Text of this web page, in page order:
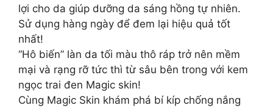
lợi cho da giúp dưỡng da sáng hồng tự nhiên.
Sử dụng hàng ngày để đem lại hiệu quả tốt
nhất!
“Hô biến” làn da tối màu thô ráp trở nên mềm
mại và rạng rỡ tức thì từ sâu bên trong với kem
ngọc trai đen Magic skin!
Cùng Magic Skin khám phá bí kíp chống nắng